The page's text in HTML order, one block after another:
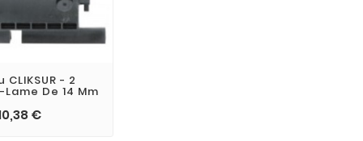
- 2
-lame De 14 Mm
€